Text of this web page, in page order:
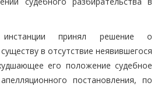
инстанции принял решение о
в отсутствие неявившегося
его положение судебное
постановления, по